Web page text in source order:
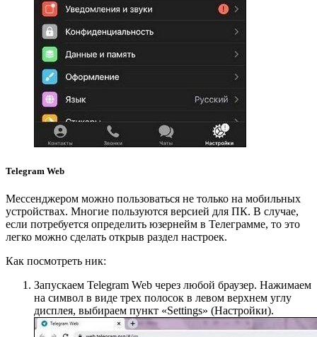
Telegram Web
Мессенджером можно пользоваться не только на мобильных
устройствах. Многие пользуются версией для ПК. В случае,
если потребуется определить юзернейм в Телеграмме, то это
легко можно сделать открыв раздел настроек.
Как посмотреть ник:
Запускаем Telegram Web через любой браузер. Нажимаем
на символ в виде трех полосок в левом верхнем углу
дисплея, выбираем пункт «Settings» (Настройки).